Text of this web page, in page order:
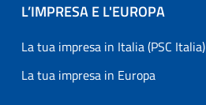
L’IMPRESA E L'EUROPA
La tua impresa in Italia (PSC Italia)
La tua impresa in Europa